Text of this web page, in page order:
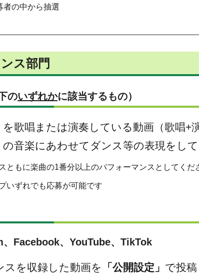
者の中から抽選
ス部門
のいずれかに該当するもの）
を歌唱または演奏している動画（歌唱+
の音楽にあわせてダンス等の表現をし
ともに楽曲の1番分以上のパフォーマンスとしてくだ
いずれでも応募が可能です
Facebook、YouTube、TikTok
スを収録した動画を 「公開設定」 で投